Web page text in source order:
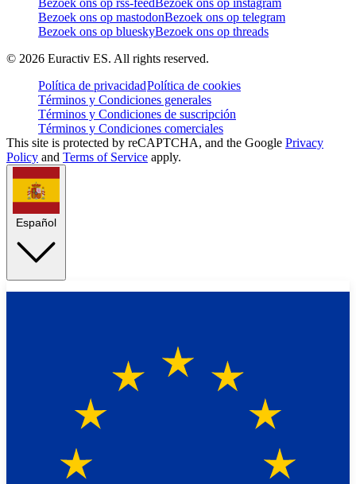
Bezoek ons op rss-feedBezoek ons op instagram
Bezoek ons op mastodonBezoek ons op telegram
Bezoek ons op blueskyBezoek ons op threads
© 2026 Euractiv ES. All rights reserved.
Política de privacidadPolítica de cookies
Términos y Condiciones generales
Términos y Condiciones de suscripción
Términos y Condiciones comerciales
This site is protected by reCAPTCHA, and the Google Privacy
Policy and Terms of Service apply.
Español